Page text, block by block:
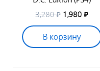
3,280 ₽ 1,980 ₽
В корзину